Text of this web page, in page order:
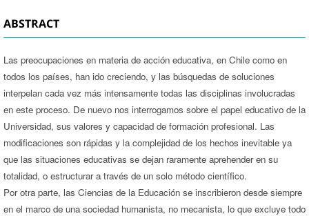
ABSTRACT
Las preocupaciones en materia de acción educativa, en Chile como en
todos los países, han ido creciendo, y las búsquedas de soluciones
interpelan cada vez más intensamente todas las disciplinas involucradas
en este proceso. De nuevo nos interrogamos sobre el papel educativo de la
Universidad, sus valores y capacidad de formación profesional. Las
modificaciones son rápidas y la complejidad de los hechos inevitable ya
que las situaciones educativas se dejan raramente aprehender en su
totalidad, o estructurar a través de un solo método científico.
Por otra parte, las Ciencias de la Educación se inscribieron desde siempre
en el marco de una sociedad humanista, no mecanista, lo que excluye todo